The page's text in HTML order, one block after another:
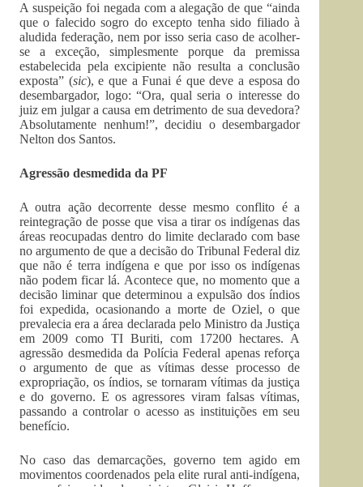
A suspeição foi negada com a alegação de que “ainda
que o falecido sogro do excepto tenha sido filiado à
aludida federação, nem por isso seria caso de acolher-
se a exceção, simplesmente porque da premissa
estabelecida pela excipiente não resulta a conclusão
exposta” (sic), e que a Funai é que deve a esposa do
desembargador, logo: “Ora, qual seria o interesse do
juiz em julgar a causa em detrimento de sua devedora?
Absolutamente nenhum!”, decidiu o desembargador
Nelton dos Santos.
Agressão desmedida da PF
A outra ação decorrente desse mesmo conflito é a
reintegração de posse que visa a tirar os indígenas das
áreas reocupadas dentro do limite declarado com base
no argumento de que a decisão do Tribunal Federal diz
que não é terra indígena e que por isso os indígenas
não podem ficar lá. Acontece que, no momento que a
decisão liminar que determinou a expulsão dos índios
foi expedida, ocasionando a morte de Oziel, o que
prevalecia era a área declarada pelo Ministro da Justiça
em 2009 como TI Buriti, com 17200 hectares. A
agressão desmedida da Polícia Federal apenas reforça
o argumento de que as vítimas desse processo de
expropriação, os índios, se tornaram vítimas da justiça
e do governo. E os agressores viram falsas vítimas,
passando a controlar o acesso as instituições em seu
benefício.
No caso das demarcações, governo tem agido em
movimentos coordenados pela elite rural anti-indígena,